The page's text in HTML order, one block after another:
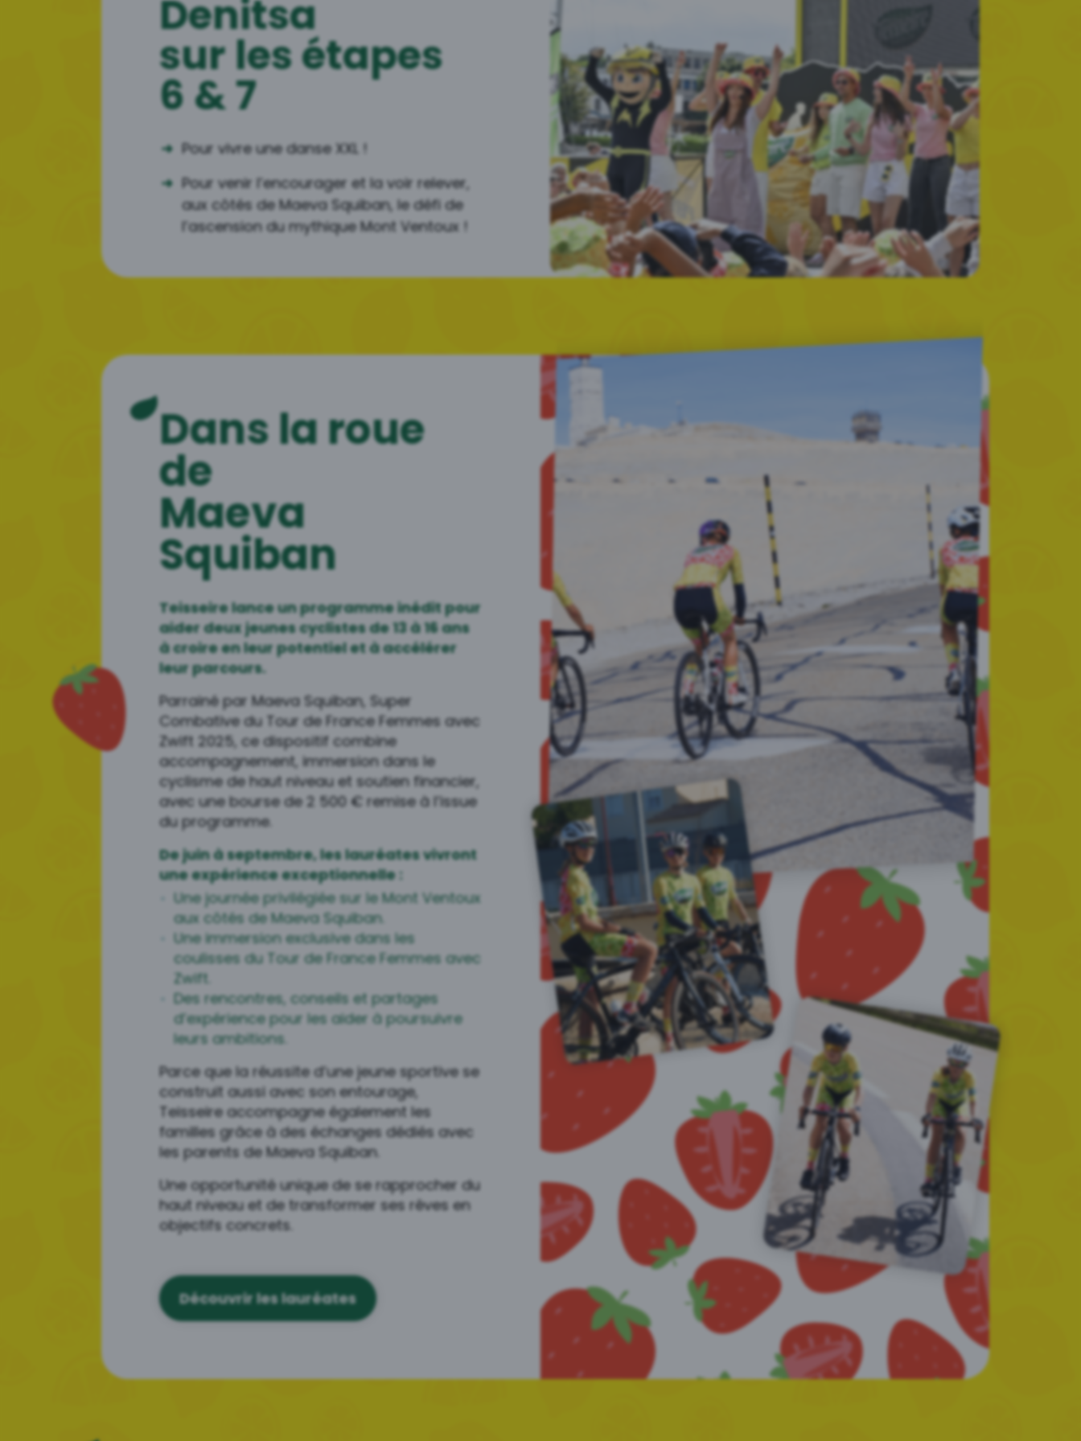
Denitsa
sur les étapes
6 & 7
Pour vivre une danse XXL !
Pour venir l’encourager et la voir relever,
aux côtés de Maeva Squiban, le défi de
l’ascension du mythique Mont Ventoux !
Dans la roue
de
Maeva
Squiban
Teisseire lance un programme inédit pour
aider deux jeunes cyclistes de 13 à 16 ans
à croire en leur potentiel et à accélérer
leur parcours.
Parrainé par Maeva Squiban, Super
Combative du Tour de France Femmes avec
Zwift 2025, ce dispositif combine
accompagnement, immersion dans le
cyclisme de haut niveau et soutien financier,
avec une bourse de 2 500 € remise à l’issue
du programme.
De juin à septembre, les lauréates vivront
une expérience exceptionnelle :
Une journée privilégiée sur le Mont Ventoux
aux côtés de Maeva Squiban.
Une immersion exclusive dans les
coulisses du Tour de France Femmes avec
Zwift.
Des rencontres, conseils et partages
d’expérience pour les aider à poursuivre
leurs ambitions.
Parce que la réussite d’une jeune sportive se
construit aussi avec son entourage,
Teisseire accompagne également les
familles grâce à des échanges dédiés avec
les parents de Maeva Squiban.
Une opportunité unique de se rapprocher du
haut niveau et de transformer ses rêves en
objectifs concrets.
Découvrir les lauréates